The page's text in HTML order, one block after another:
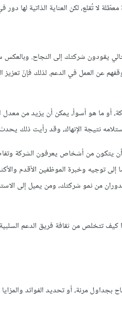
لا تُقلع، لكن العناية الذاتية لها دور
يقودون شركتك إلى النجاح. وبالعكس
عن العمل في الدعم. لذلك فإنّ تعزيز
نتيجة الإنهاك، وقد رأيت ذلك يحدث
يتكون من أشخاص يعرفون الشركة
توجيه وخبرة الموظفين الأقدم
من نمو شركتك، ومن يميل إلى
كيف تتخلص من ثقافة فريق الدعم
بجداول مرنة، أو تحديد الفوائد